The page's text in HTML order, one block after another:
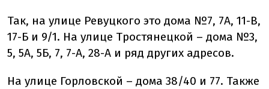
Так, на улице Ревуцкого это дома №7, 7А, 11-В,
17-Б и 9/1. На улице Тростянецкой – дома №3,
5, 5А, 5Б, 7, 7-А, 28-А и ряд других адресов.
На улице Горловской – дома 38/40 и 77. Также